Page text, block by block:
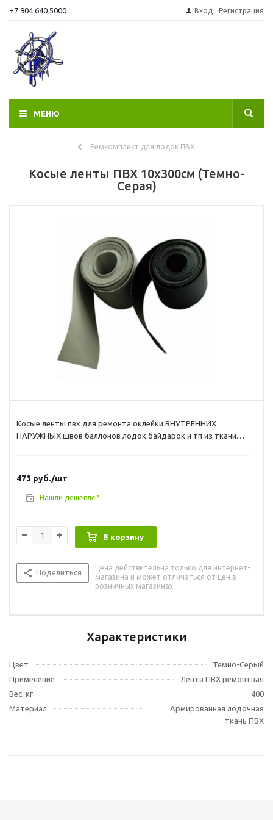
+7 904 640 5000 Вход Регистрация
МЕНЮ
Ремкомплект для лодок ПВХ
Косые ленты ПВХ 10x300см (Темно-
Серая)
Косые ленты пвх для ремонта оклейки ВНУТРЕННИХ
НАРУЖНЫХ швов баллонов лодок байдарок и тп из ткани
решили произвести ремонт шва баллона то вам понадобятся
не просто ленты ПВХ а косые ленты нарезанные вдоль
структуры ткани такие ленты тянутся вдоль
473 руб./шт
Нашли дешевле?
В корзину
Поделиться
Цена действительна только для интернет-
магазина и может отличаться от цен в
розничных магазинах
Характеристики
Цвет
Темно-Серый
Применение
Лента ПВХ ремонтная
Вес, кг
400
Материал
Армированная лодочная
ткань ПВХ